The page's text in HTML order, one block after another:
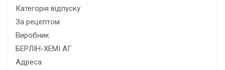
Категорія відпуску
За рецептом.
Виробник
БЕРЛІН-ХЕМІ АГ
Адреса